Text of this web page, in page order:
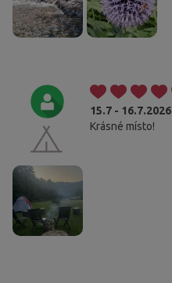
15.7 - 16.7.2026
Krásné místo!